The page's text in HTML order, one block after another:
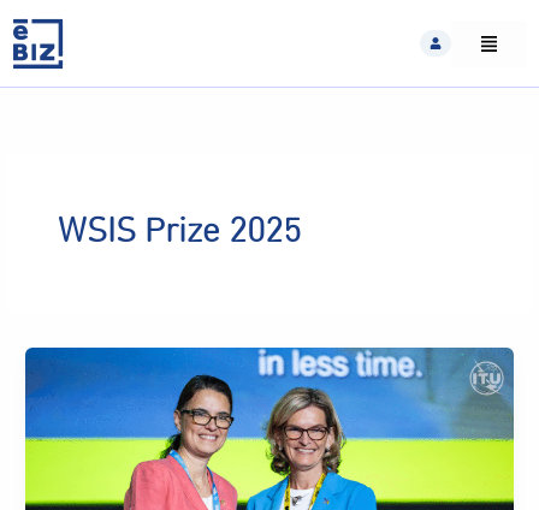
content
WSIS Prize 2025